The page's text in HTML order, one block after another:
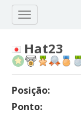
Hat23
Posição:
Ponto: